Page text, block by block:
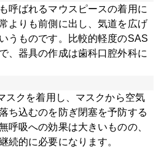
呼ばれるマウスピースの着用に
よりも前側に出し、気道を広げ
うものです。比較的軽度のSAS
、器具の作成は歯科口腔外科に
スクを着用し、マスクから空気
ち込むのを防ぎ閉塞を予防する
呼吸への効果は大きいものの、
続的に必要になります。